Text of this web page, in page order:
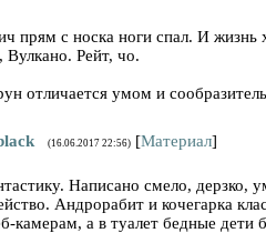
прям с носка ноги спал. И жизнь
Вулкано. Рейт, чо.
отличается умом и
(16.06.2017 22:56) [Материал]
Написано смело, дерзко,
Андрорабит и кочегарка
камерам, а в туалет бедные дети